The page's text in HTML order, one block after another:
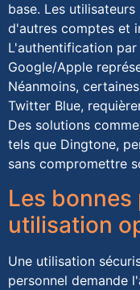
base. Les
d'autres comptes et
L'authentification
Google/Apple
Néanmoins,
Twitter Blue,
Des solutions
tels que Dingtone,
sans compromettre
Les
utilisation
Une utilisation
personnel demande